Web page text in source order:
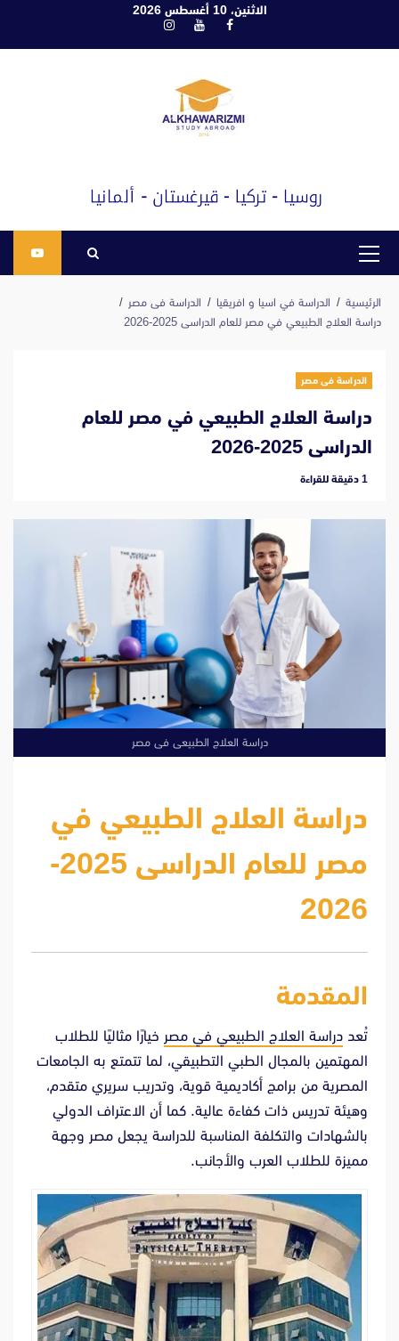
الاثنين، 10 أغسطس 2026
فيسبوكيوتيوبانستغرام
القائمة
الرئيسية الدراسة في اسيا و افريقيا
الدراسة فى مصر
دراسة العلاج الطبيعي في مصر للعام الدراسى 2025-2026
الدراسة فى مصر
دراسة العلاج الطبيعي في مصر للعام
الدراسى 2025-2026
‫1 دقيقة للقراءة
دراسة العلاج الطبيعى فى مصر
دراسة العلاج الطبيعي في
مصر للعام الدراسى 2025-
2026
المقدمة
تُعد دراسة العلاج الطبيعي في مصر خيارًا مثاليًا للطلاب
المهتمين بالمجال الطبي التطبيقي، لما تتمتع به الجامعات
المصرية من برامج أكاديمية قوية، وتدريب سريري متقدم،
وهيئة تدريس ذات كفاءة عالية. كما أن الاعتراف الدولي
بالشهادات والتكلفة المناسبة للدراسة يجعل مصر وجهة
مميزة للطلاب العرب والأجانب.